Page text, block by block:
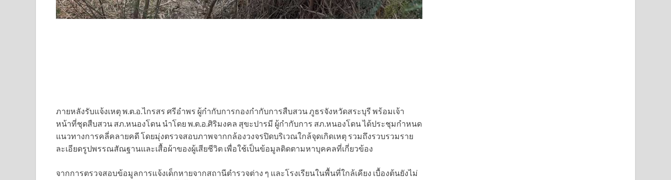
ภายหลังรับแจ้งเหตุ พ.ต.อ.ไกรสร ศรีอำพร ผู้กำกับการกองกำกับการสืบสวน ภูธรจังหวัดสระบุรี พร้อมเจ้า
หน้าที่ชุดสืบสวน สภ.หนองโดน นำโดย พ.ต.อ.ศิริมงคล สุขะปารมี ผู้กำกับการ สภ.หนองโดน ได้ประชุมกำหนด
แนวทางการคลี่คลายคดี โดยมุ่งตรวจสอบภาพจากกล้องวงจรปิดบริเวณใกล้จุดเกิดเหตุ รวมถึงรวบรวมราย
ละเอียดรูปพรรณสัณฐานและเสื้อผ้าของผู้เสียชีวิต เพื่อใช้เป็นข้อมูลติดตามหาบุคคลที่เกี่ยวข้อง
จากการตรวจสอบข้อมูลการแจ้งเด็กหายจากสถานีตำรวจต่าง ๆ และโรงเรียนในพื้นที่ใกล้เคียง เบื้องต้นยังไม่